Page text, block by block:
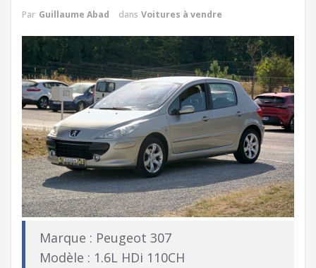
Par Guillaume Abad dans Voitures à vendre
Marque : Peugeot 307
Modèle : 1.6L HDi 110CH